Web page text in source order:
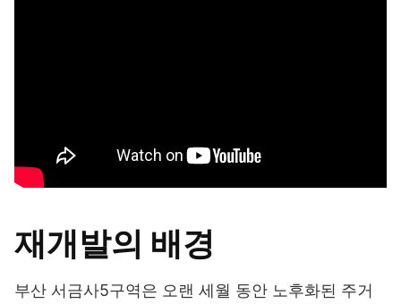
재개발의 배경
부산 서금사5구역은 오랜 세월 동안 노후화된 주거